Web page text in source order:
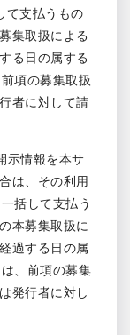
て支払うもの
集取扱による
る日の属する
項の募集取扱
者に対して請
示情報を本サ
は、その利用
括して支払う
本募集取扱に
過する日の属
、前項の募集
発行者に対し